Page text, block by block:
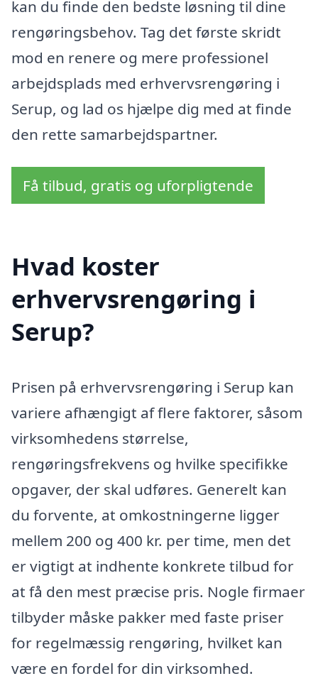
kan du finde den bedste løsning til dine
rengøringsbehov. Tag det første skridt
mod en renere og mere professionel
arbejdsplads med erhvervsrengøring i
Serup, og lad os hjælpe dig med at finde
den rette samarbejdspartner.
Få tilbud, gratis og uforpligtende
Hvad koster
erhvervsrengøring i
Serup?
Prisen på erhvervsrengøring i Serup kan
variere afhængigt af flere faktorer, såsom
virksomhedens størrelse,
rengøringsfrekvens og hvilke specifikke
opgaver, der skal udføres. Generelt kan
du forvente, at omkostningerne ligger
mellem 200 og 400 kr. per time, men det
er vigtigt at indhente konkrete tilbud for
at få den mest præcise pris. Nogle firmaer
tilbyder måske pakker med faste priser
for regelmæssig rengøring, hvilket kan
være en fordel for din virksomhed.